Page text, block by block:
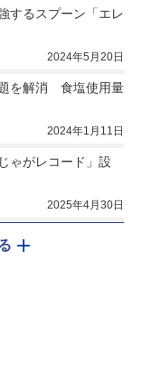
するスプーン「エレ
2024年5月20日
を解消　食塩使用量
2024年1月11日
ゃがレコード」設
2025年4月30日